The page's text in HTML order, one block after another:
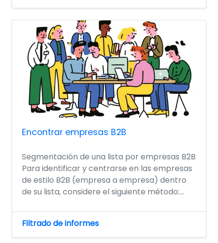
Encontrar empresas B2B
Segmentación de una lista por empresas B2B
Para identificar y centrarse en las empresas
de estilo B2B (empresa a empresa) dentro
de su lista, considere el siguiente método:...
Filtrado de informes